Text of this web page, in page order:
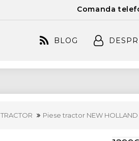
Comanda
BLOG
Piese tractor NEW HOLLAND